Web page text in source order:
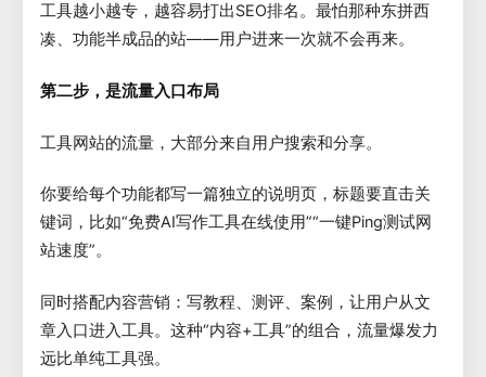
工具越小越专，越容易打出SEO排名。最怕那种东拼西
凑、功能半成品的站——用户进来一次就不会再来。
第二步，是流量入口布局
工具网站的流量，大部分来自用户搜索和分享。
你要给每个功能都写一篇独立的说明页，标题要直击关
键词，比如“免费AI写作工具在线使用”“一键Ping测试网
站速度”。
同时搭配内容营销：写教程、测评、案例，让用户从文
章入口进入工具。这种“内容+工具”的组合，流量爆发力
远比单纯工具强。